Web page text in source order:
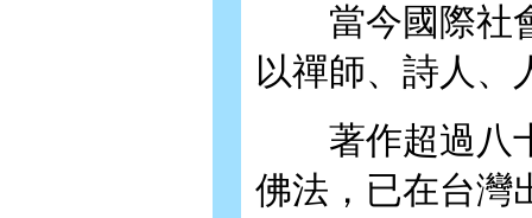
當今國際社會
以禪師、詩人、
著作超過八十
佛法，已在台灣